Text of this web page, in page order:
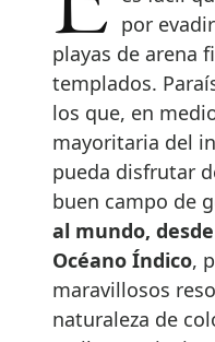
por
playas de arena
templados.
los que, en
mayoritaria del
pueda disfrutar
buen campo de
al mundo,
Océano Índico,
maravillosos
naturaleza de